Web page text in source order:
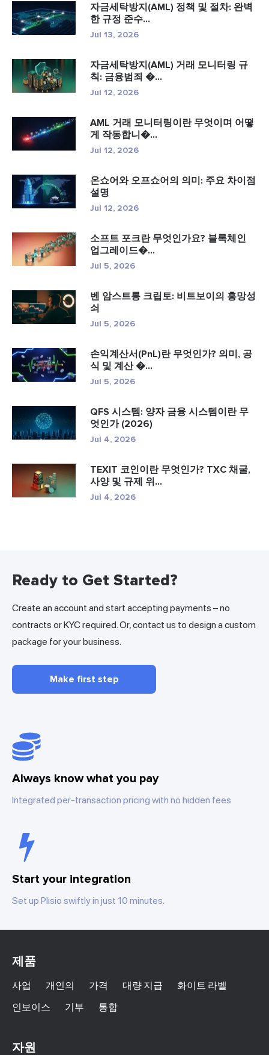
자금세탁방지(AML) 정책 및 절차: 완벽
한 규정 준수...
Jul 13, 2026
자금세탁방지(AML) 거래 모니터링 규
칙: 금융범죄 �...
Jul 12, 2026
AML 거래 모니터링이란 무엇이며 어떻
게 작동합니�...
Jul 12, 2026
온쇼어와 오프쇼어의 의미: 주요 차이점
설명
Jul 12, 2026
소프트 포크란 무엇인가요? 블록체인
업그레이드�...
Jul 5, 2026
벤 암스트롱 크립토: 비트보이의 흥망성
쇠
Jul 5, 2026
손익계산서(PnL)란 무엇인가? 의미, 공
식 및 계산 �...
Jul 5, 2026
QFS 시스템: 양자 금융 시스템이란 무
엇인가 (2026)
Jul 4, 2026
TEXIT 코인이란 무엇인가? TXC 채굴,
사양 및 규제 위...
Jul 4, 2026
Ready to Get Started?
Create an account and start accepting payments – no
contracts or KYC required. Or, contact us to design a custom
package for your business.
Make first step
Always know what you pay
Integrated per-transaction pricing with no hidden fees
Start your integration
Set up Plisio swiftly in just 10 minutes.
제품
사업 개인의 가격 대량 지급
화이트 라벨
인보이스
기부 통합
자원